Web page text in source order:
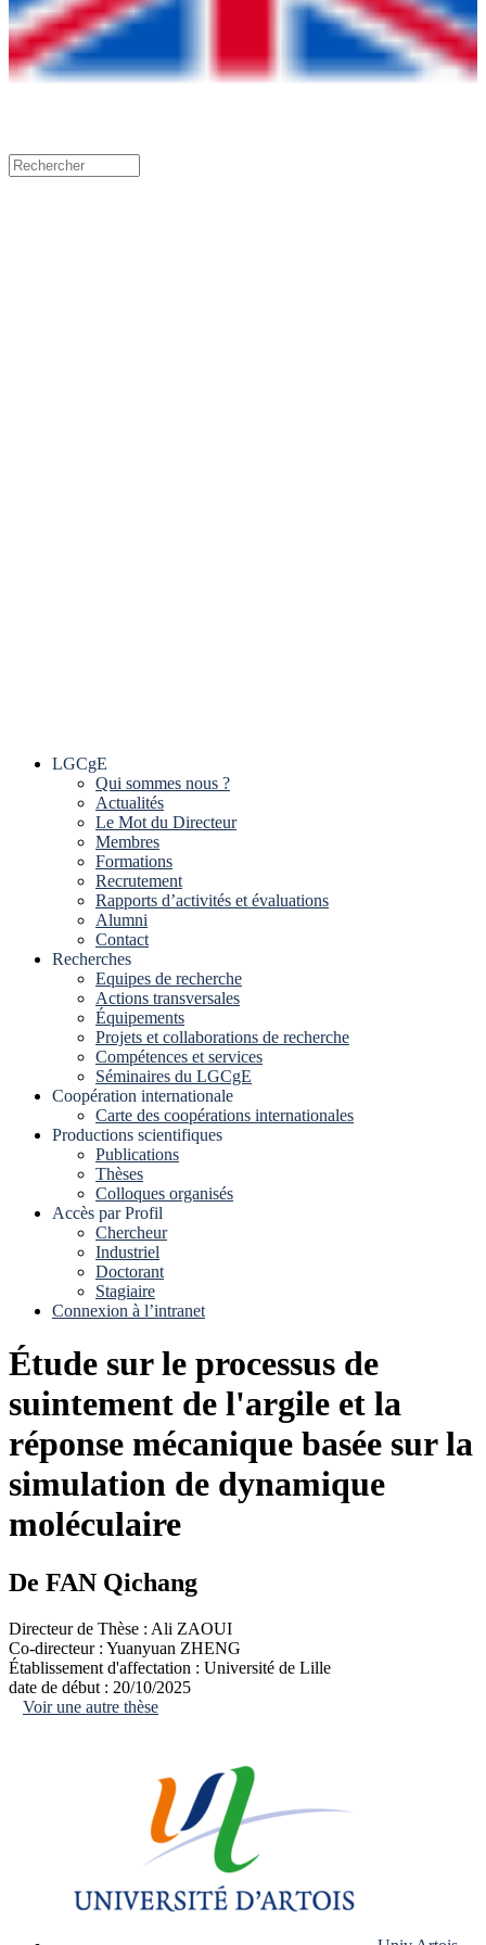
LGCgE
Qui sommes nous ?
Actualités
Le Mot du Directeur
Membres
Formations
Recrutement
Rapports d’activités et évaluations
Alumni
Contact
Recherches
Equipes de recherche
Actions transversales
Équipements
Projets et collaborations de recherche
Compétences et services
Séminaires du LGCgE
Coopération internationale
Carte des coopérations internationales
Productions scientifiques
Publications
Thèses
Colloques organisés
Accès par Profil
Chercheur
Industriel
Doctorant
Stagiaire
Connexion à l’intranet
Étude sur le processus de
suintement de l'argile et la
réponse mécanique basée sur la
simulation de dynamique
moléculaire
De FAN Qichang
Directeur de Thèse : Ali ZAOUI
Co-directeur : Yuanyuan ZHENG
Établissement d'affectation : Université de Lille
date de début : 20/10/2025
Voir une autre thèse